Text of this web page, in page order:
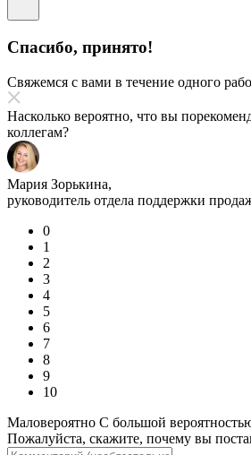
Спасибо, принято!
Свяжемся с вами в течение одного
Насколько вероятно, что вы
коллегам?
Мария Зорькина,
руководитель отдела поддержки
0
1
2
3
4
5
6
7
8
9
10
Маловероятно С большой
Пожалуйста, скажите, почему вы